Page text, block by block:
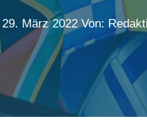
29. März 2022 Von: